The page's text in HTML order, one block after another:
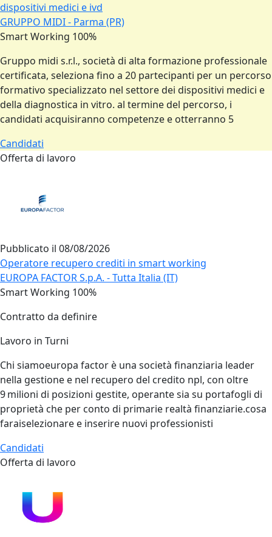
dispositivi medici e ivd
GRUPPO MIDI - Parma (PR)
Smart Working 100%
Gruppo midi s.r.l., società di alta formazione professionale
certificata, seleziona fino a 20 partecipanti per un percorso
formativo specializzato nel settore dei dispositivi medici e
della diagnostica in vitro. al termine del percorso, i
candidati acquisiranno competenze e otterranno 5
Candidati
Offerta di lavoro
Pubblicato il 08/08/2026
Operatore recupero crediti in smart working
EUROPA FACTOR S.p.A. - Tutta Italia (IT)
Smart Working 100%
Contratto da definire
Lavoro in Turni
Chi siamoeuropa factor è una società finanziaria leader
nella gestione e nel recupero del credito npl, con oltre
9 milioni di posizioni gestite, operante sia su portafogli di
proprietà che per conto di primarie realtà finanziarie.cosa
faraiselezionare e inserire nuovi professionisti
Candidati
Offerta di lavoro